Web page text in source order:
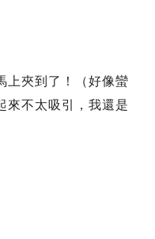
上夾到了！（好像蠻
來不太吸引，我還是